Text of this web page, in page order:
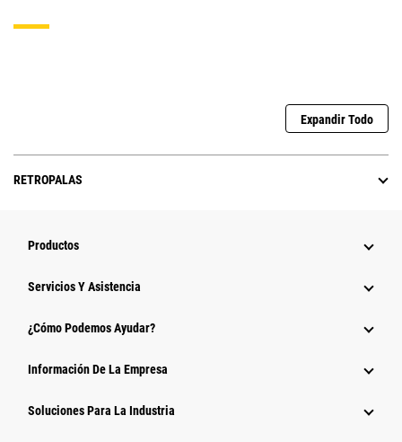
Expandir Todo
RETROPALAS
Productos
Servicios Y Asistencia
¿Cómo Podemos Ayudar?
Información De La Empresa
Soluciones Para La Industria